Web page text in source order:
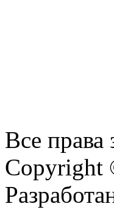
Все
Copyright